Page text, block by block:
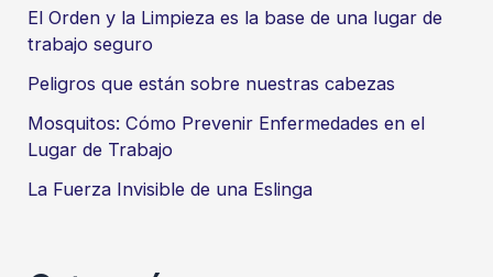
como
El Orden y la Limpieza es la base de una lugar de
trabajo seguro
Peligros que están sobre nuestras cabezas
Mosquitos: Cómo Prevenir Enfermedades en el
Lugar de Trabajo
La Fuerza Invisible de una Eslinga